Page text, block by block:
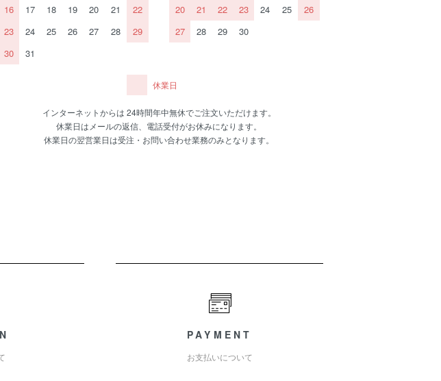
16
17 18 19 20 21
22
23
24 25 26 27 28
29
30
31
20
21 22 23 24 25
26
27
28 29 30
休業日
インターネットからは 24時間年中無休でご注文いただけます。
休業日はメールの返信、電話受付がお休みになります。
休業日の翌営業日は受注・お問い合わせ業務のみとなります。
PAYMENT
お支払いについて